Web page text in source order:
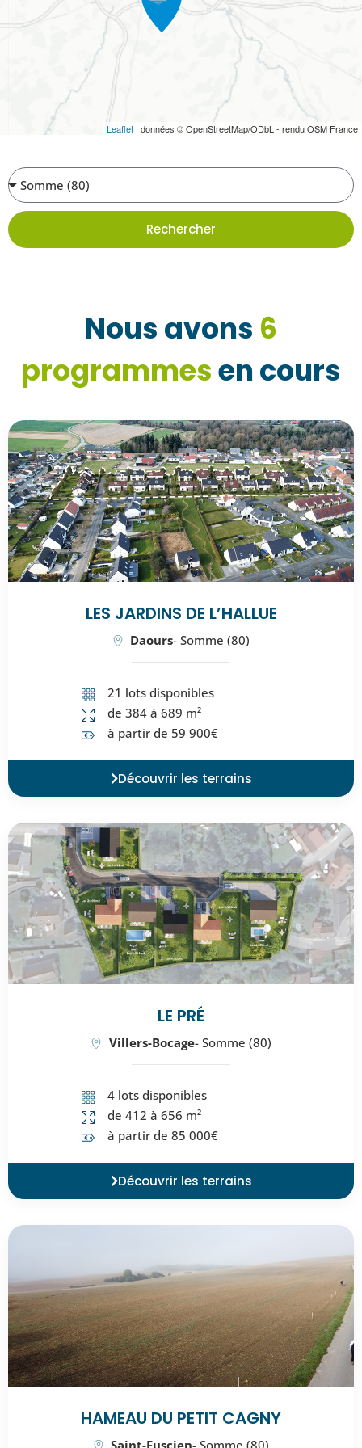
Leaflet | données © OpenStreetMap/ODbL - rendu OSM France
Rechercher
Nous avons 6
programmesen cours
LES JARDINS DE L’HALLUE
Daours- Somme (80)
21 lots disponibles
de 384 à 689 m²
à partir de 59 900€
Découvrir les terrains
LE PRÉ
Villers-Bocage- Somme (80)
4 lots disponibles
de 412 à 656 m²
à partir de 85 000€
Découvrir les terrains
HAMEAU DU PETIT CAGNY